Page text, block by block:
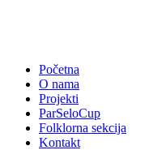
Početna
O nama
Projekti
ParSeloCup
Folklorna sekcija
Kontakt